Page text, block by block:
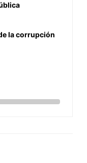
la corrupción